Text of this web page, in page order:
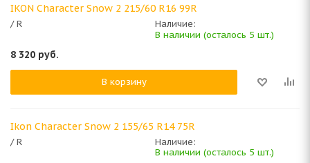
IKON Character Snow 2 215/60 R16 99R
/ R
Наличие:
В наличии (осталось 5 шт.)
8 320 руб.
В корзину
Ikon Character Snow 2 155/65 R14 75R
/ R
Наличие:
В наличии (осталось 5 шт.)